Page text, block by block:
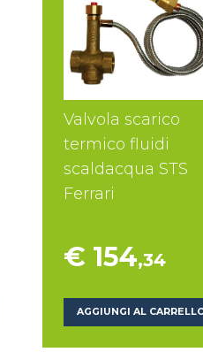
Valvola scarico
termico fluidi
scaldacqua STS
Ferrari
€ 154,34
AGGIUNGI AL